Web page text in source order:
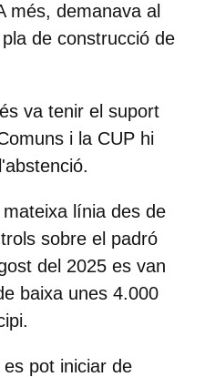
més, demanava al
de construcció de
va tenir el suport
i la CUP hi
línia des de
sobre el padró
del 2025 es van
baixa unes 4.000
pot iniciar de